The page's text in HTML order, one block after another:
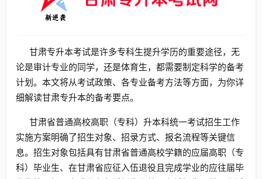
甘肃专升本考试是许多专科生提升学历的重要途径，无
论是审计专业的同学，还是体育生，都需要制定科学的备考
计划。本文将从考试政策、各专业备考方法等方面，为你详
细解读甘肃专升本的备考要点。
甘肃省普通高校高职（专科）升本科统一考试招生工作
实施方案明确了招生对象、招录方式、报名流程等关键信
息。招生对象包括具有甘肃省普通高校学籍的应届高职（专
科）毕业生、在甘肃省应征入伍退役且完成学业的应往届毕